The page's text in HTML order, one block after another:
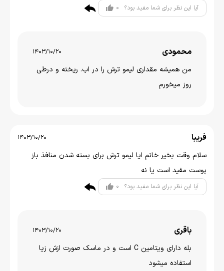
آیا این نظر برای شما مفید بود؟ 0
محمودی 1403/10/20
من همیشه مقداری لیمو ترش را در اب. ریخته و درطی
روز میخورم
فریبا 1403/10/20
سلام وقت بخیر خانم ایا لیمو ترش برای بسته شدن منافذ باز
پوست مفید است یا نه
آیا این نظر برای شما مفید بود؟ 0
باقری 1403/10/20
بله دارای ویتامین C است و در ماسک صورت ازش زیا
استفاده میشود